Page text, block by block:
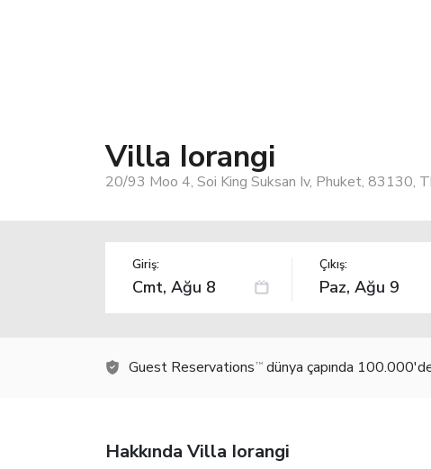
Villa Iorangi
20/93 Moo 4, Soi King Suksan Iv, Phuket, 83130,
Giriş: Çıkış:
Guest Reservations TM dünya çapında
Hakkında Villa Iorangi